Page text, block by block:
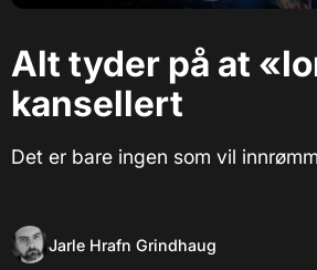
Alt tyder på at
kansellert
Det er bare ingen som vil
Jarle Hrafn Grindhaug